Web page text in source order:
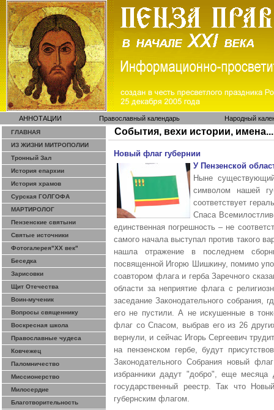
АННОТАЦИИ Православный календарь Народный
ГЛАВНАЯ
ИЗ ЖИЗНИ МИТРОПОЛИИ
Тронный Зал
История епархии
История храмов
Сурская ГОЛГОФА
МАРТИРОЛОГ
Пензенские святыни
Святые источники
Фотогалерея"ХХ век"
Беседка
Зарисовки
Щит Отечества
Воин-мученик
Вопросы священнику
Воскресная школа
Православные чудеса
Ковчежец
Паломничество
Миссионерство
Милосердие
Благотворительность
События, вехи истории, имена...
Новый флаг губернии
У Пензенской
Ныне
символом нашей
соответствует
Спаса
единственная погрешность – не
самого начала выступал против такого
нашла отражение в последнем
посвященной Игорю Шишкину, помимо
соавтором флага и герба Заречного
области за неприятие флага с
заседание Законодательного собрания,
его не пустили. А не искушенные в
флаг со Спасом, выбрав его из 26
вернули, и сейчас Игорь Сергеевич
на пензенском гербе, будут
Законодательного Собрания новый
избранники дадут "добро", еще месяца
государственный реестр. Так что
губернским флагом.